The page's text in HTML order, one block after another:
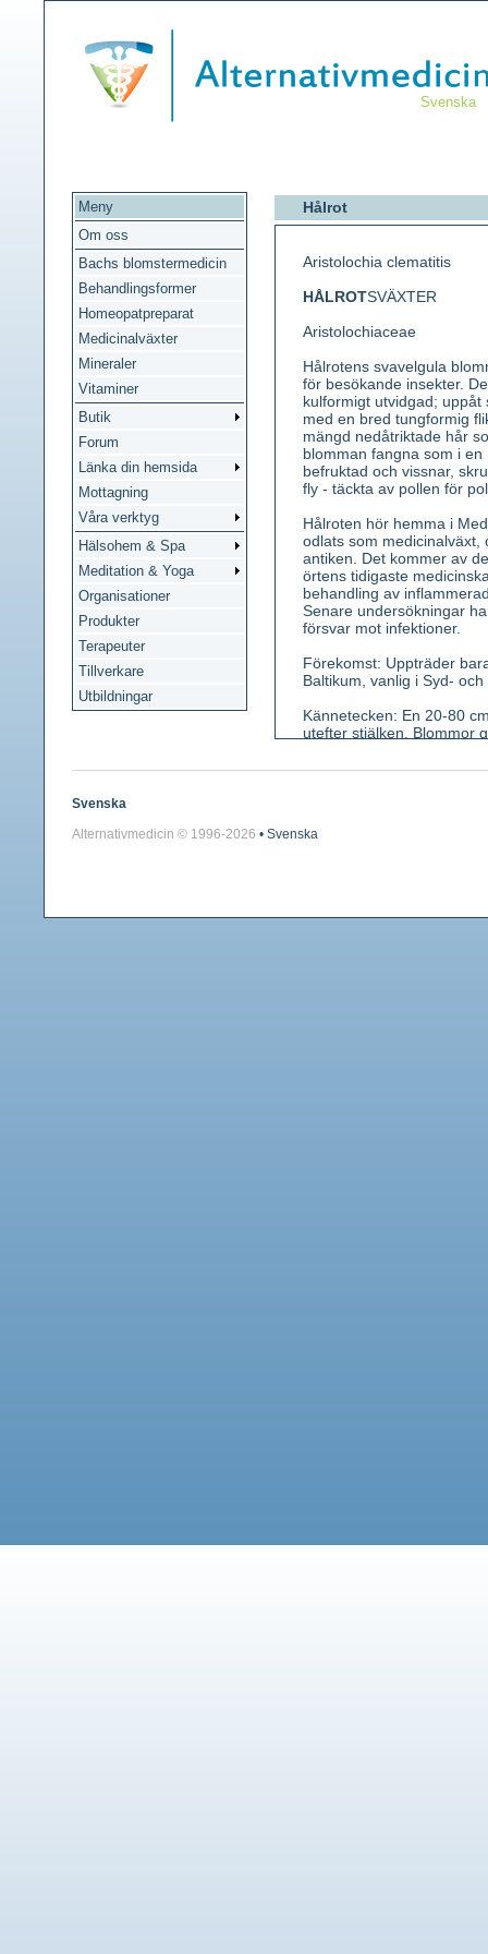
Svenska
Meny
Om oss
Bachs blomstermedicin
Behandlingsformer
Homeopatpreparat
Medicinalväxter
Mineraler
Vitaminer
Butik
Forum
Länka din hemsida
Mottagning
Våra verktyg
Hälsohem & Spa
Meditation & Yoga
Organisationer
Produkter
Terapeuter
Tillverkare
Utbildningar
Hålrot
Aristolochia clematitis
HÅLROTSVÄXTER
Aristolochiaceae
Hålrotens svavelgula
för besökande insekter.
kulformigt utvidgad;
med en bred tungformig
mängd nedåtriktade hår
blomman fangna som i
befruktad och vissnar,
fly - täckta av pollen för
Hålroten hör hemma i
odlats som medicinalväxt,
antiken. Det kommer av
örtens tidigaste
behandling av
Senare undersökningar
försvar mot infektioner.
Förekomst: Uppträder
Baltikum, vanlig i Syd-
Kännetecken: En 20-80
utefter stjälken. Blommor
hår. Ståndarknapparna är
Svenska
Alternativmedicin © 1996-2026 • Svenska